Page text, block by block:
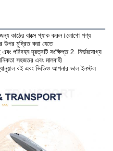
কাঠের বাক্সে প্যাক করুন।লোগো পণ্য
উপর মুদ্রিত করা যেতে
এবং পরিবহন দূরত্বটি সংক্ষিপ্ত 2. নির্ভরযোগ্য
সহজতর এবং মালবাহী
বই এবং ভিডিও আপনার ভাল ইনস্টল